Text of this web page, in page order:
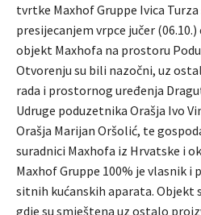
tvrtke Maxhof Gruppe Ivica Turza
presijecanjem vrpce jučer
objekt Maxhofa na prostoru
Otvorenju su bili nazočni, uz
rada i prostornog uređenja
Udruge poduzetnika Orašja Ivo
Orašja Marijan Oršolić, te
suradnici Maxhofa iz Hrvatske i
Maxhof Gruppe 100% je vlasnik i
sitnih kućanskih aparata. Objekt
gdje su smještena uz ostalo